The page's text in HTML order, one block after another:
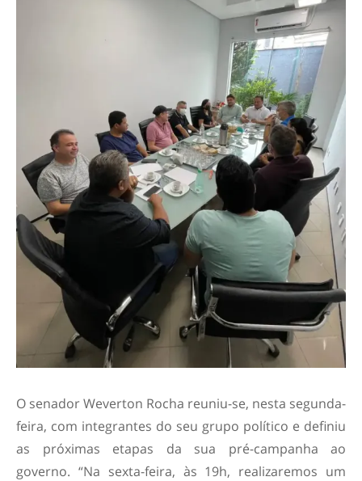
O senador Weverton Rocha reuniu-se, nesta segunda-
feira, com integrantes do seu grupo político e definiu
as próximas etapas da sua pré-campanha ao
governo. “Na sexta-feira, às 19h, realizaremos um